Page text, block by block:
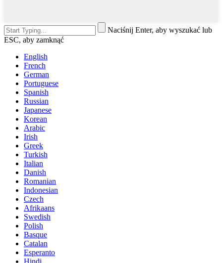
Naciśnij Enter, aby wyszukać lub
ESC, aby zamknąć
English
French
German
Portuguese
Spanish
Russian
Japanese
Korean
Arabic
Irish
Greek
Turkish
Italian
Danish
Romanian
Indonesian
Czech
Afrikaans
Swedish
Polish
Basque
Catalan
Esperanto
Hindi